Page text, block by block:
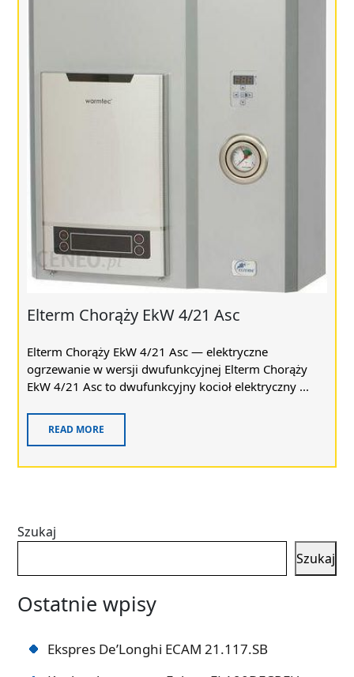
Elterm Chorąży EkW 4/21 Asc
Elterm Chorąży EkW 4/21 Asc — elektryczne
ogrzewanie w wersji dwufunkcyjnej Elterm Chorąży
EkW 4/21 Asc to dwufunkcyjny kocioł elektryczny ...
READ MORE
Szukaj
Szukaj
Ostatnie wpisy
Ekspres De’Longhi ECAM 21.117.SB